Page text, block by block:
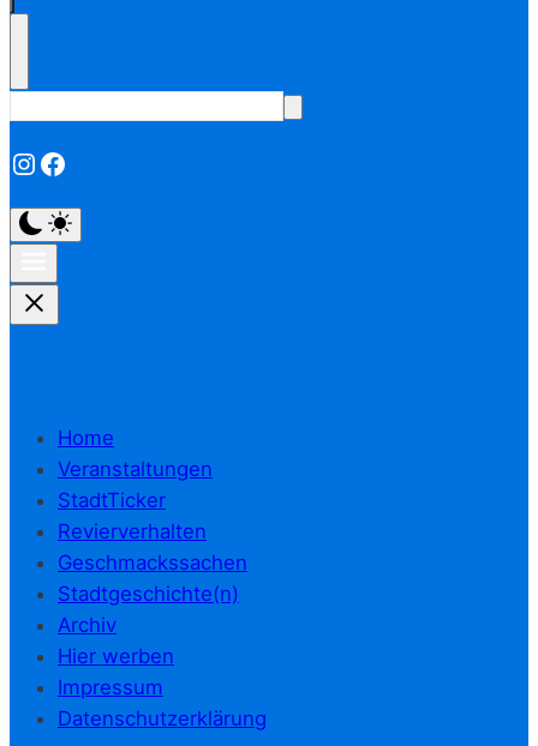
Instagram
Facebook
Home
Veranstaltungen
StadtTicker
Revierverhalten
Geschmackssachen
Stadtgeschichte(n)
Archiv
Hier werben
Impressum
Datenschutzerklärung